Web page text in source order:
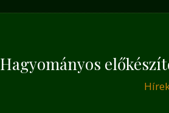
Hagyományos